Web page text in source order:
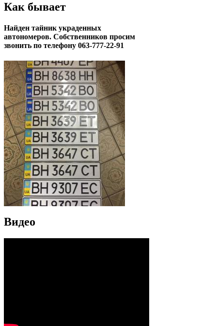
Как бывает
Найден тайник украденных
автономеров. Собственников просим
звонить по телефону 063-777-22-91
Видео